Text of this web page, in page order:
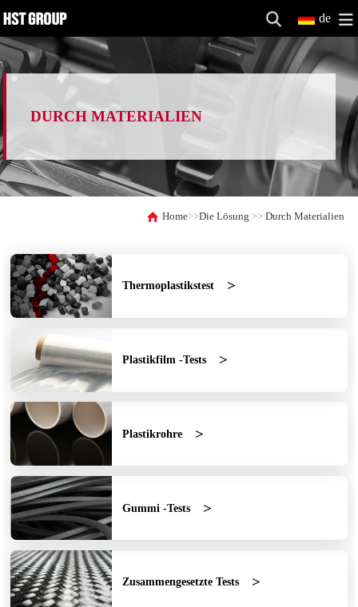
de
DURCH MATERIALIEN
Home>>Die Lösung >>Durch Materialien
Thermoplastikstest
Plastikfilm -Tests
Plastikrohre
Gummi -Tests
Zusammengesetzte Tests